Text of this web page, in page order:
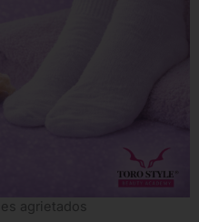
agrietados